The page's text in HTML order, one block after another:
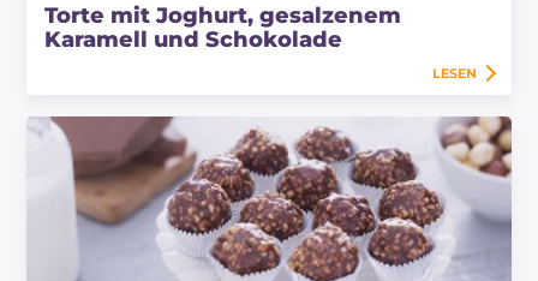
Torte mit Joghurt, gesalzenem
Karamell und Schokolade
LESEN